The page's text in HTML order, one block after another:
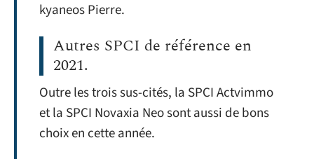
kyaneos Pierre.
Autres SPCI de référence en
2021.
Outre les trois sus-cités, la SPCI Actvimmo
et la SPCI Novaxia Neo sont aussi de bons
choix en cette année.